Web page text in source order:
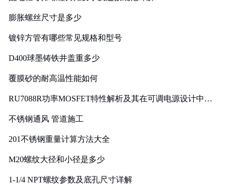
膨胀螺丝尺寸是多少
镀锌方管有哪些常见规格和型号
D400球墨铸铁井盖重多少
覆膜砂的耐高温性能如何
RU7088R功率MOSFET特性解析及其在可调电源设计中的
不锈钢通风 管道施工
201不锈钢重量计算方法大全
M20螺纹大径和小径是多少
1-1/4 NPT螺纹参数及底孔尺寸详解